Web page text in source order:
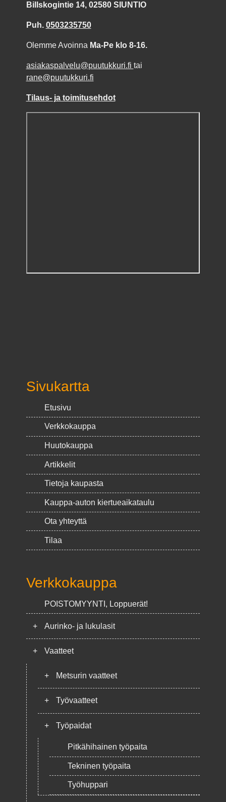
Billskogintie 14, 02580 SIUNTIO
Puh. 0503235750
Olemme Avoinna Ma-Pe klo 8-16.
asiakaspalvelu@puutukkuri.fi tai
rane@puutukkuri.fi
Tilaus- ja toimitusehdot
Sivukartta
Etusivu
Verkkokauppa
Huutokauppa
Artikkelit
Tietoja kaupasta
Kauppa-auton kiertueaikataulu
Ota yhteyttä
Tilaa
Verkkokauppa
POISTOMYYNTI, Loppuerät!
+ Aurinko- ja lukulasit
+ Vaatteet
+ Metsurin vaatteet
+ Työvaatteet
+ Työpaidat
Pitkähihainen työpaita
Tekninen työpaita
Työhuppari